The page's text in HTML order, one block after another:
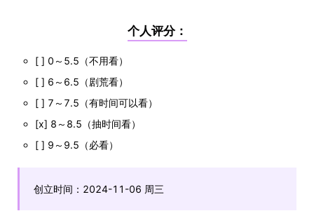
个人评分：
[ ] 0～5.5（不用看）
[ ] 6～6.5（剧荒看）
[ ] 7～7.5（有时间可以看）
[x] 8～8.5（抽时间看）
[ ] 9～9.5（必看）
创立时间：2024-11-06 周三